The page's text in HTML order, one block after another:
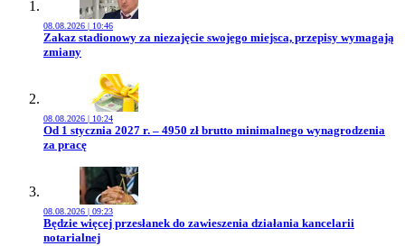
08.08.2026 | 10:46
Przejdź do artykułu:
Zakaz stadionowy za niezajęcie swojego miejsca, przepisy wymagają
zmiany
08.08.2026 | 10:24
Przejdź do artykułu:
Od 1 stycznia 2027 r. – 4950 zł brutto minimalnego wynagrodzenia
za pracę
08.08.2026 | 09:23
Przejdź do artykułu:
Będzie więcej przesłanek do zawieszenia działania kancelarii
notarialnej